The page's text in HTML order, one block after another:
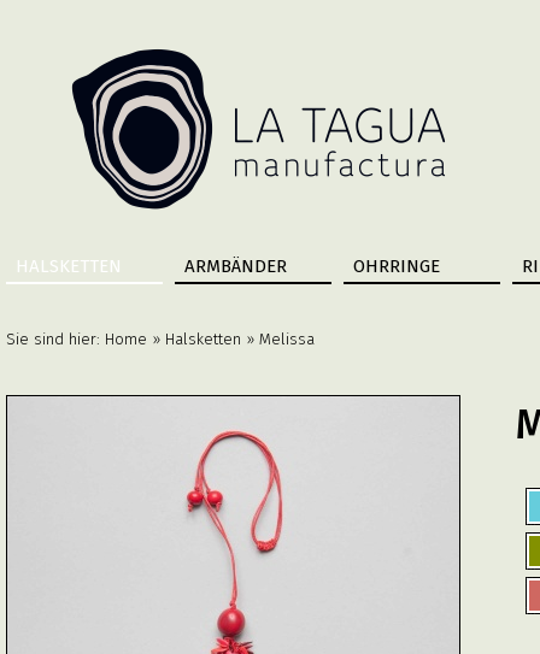
HALSKETTEN ARMBÄNDER OHRRINGE
Sie sind hier: Home » Halsketten » Melissa